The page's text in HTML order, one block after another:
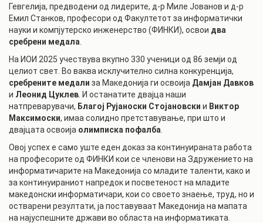
Гевгелија, предводени од лидерите, д-р Миле Јованов и д-р
Емил Станков, професори од Факултетот за информатички
науки и компјутерско инженерство (ФИНКИ), освои два
сребрени медала
На ИОИ 2025 учествува вкупно 330 ученици од 86 земји од
целиот свет. Во ваква исклучително силна конкуренција,
сребрените медали за Македонија ги освоија Дамјан Давков
и Леонид Цуклев . И останатите двајца наши
натпреварувачи, Благој Рујаноски Стојановски и Виктор
Максимоски, имаа солидно претставување, при што и
двајцата освоија олимписка пофалба
Овој успех е само уште еден доказ за континуираната работа
на професорите од ФИНКИ кои се членови на Здружението на
информатичарите на Македонија со младите таленти, како и
за континуираниот напредок и посветеност на младите
македонски информатичари, кои со своето знаење, труд, но и
остварени резултати, ја поставуваат Македонија на мапата
на најуспешните држави во областа на информатиката.